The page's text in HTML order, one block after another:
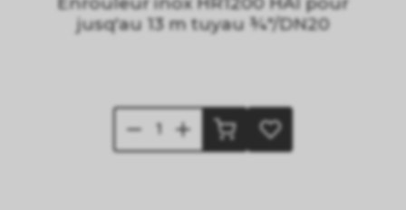
jusq'au 13 m tuyau ¾"/DN20